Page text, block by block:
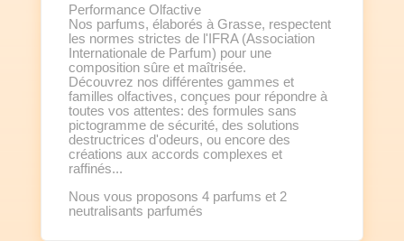
Performance Olfactive
Nos parfums, élaborés à Grasse, respectent
les normes strictes de l'IFRA (Association
Internationale de Parfum) pour une
composition sûre et maîtrisée.
Découvrez nos différentes gammes et
familles olfactives, conçues pour répondre à
toutes vos attentes: des formules sans
pictogramme de sécurité, des solutions
destructrices d'odeurs, ou encore des
créations aux accords complexes et
raffinés...
Nous vous proposons 4 parfums et 2
neutralisants parfumés